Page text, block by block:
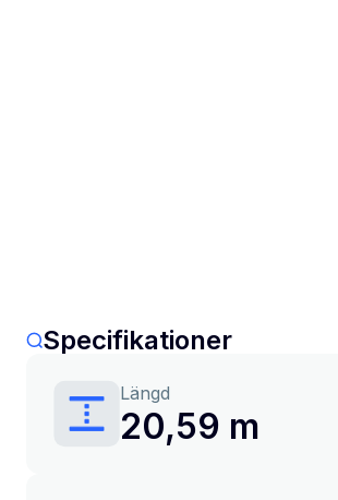
Specifikationer
Längd
20,59 m